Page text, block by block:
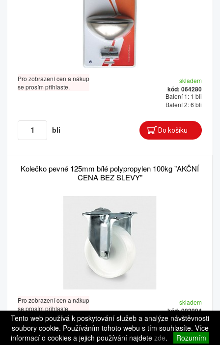
Pro zobrazení cen a nákup
se prosím přihlaste.
skladem
kód: 064280
Balení 1: 1 bli
Balení 2: 6 bli
bli
Kolečko pevné 125mm bílé polypropylen 100kg "AKČNÍ
CENA BEZ SLEVY"
Pro zobrazení cen a nákup
se prosím přihlaste.
skladem
kód: 002994
Balení 1: 1 ks
Balení 2: 24 ks
Tento web používá k poskytování služeb a analýze návštěvnosti
soubory cookie. Používáním tohoto webu s tím souhlasíte. Více
informací o cookies a jejich používání najdete zde. Rozumím